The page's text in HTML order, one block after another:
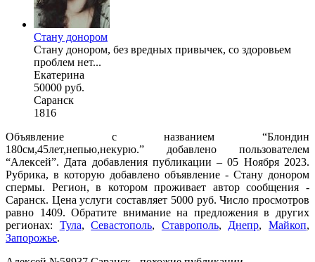
Стану донором
Стану донором, без вредных привычек, со здоровьем
проблем нет...
Екатерина
50000 руб.
Саранск
1816
Объявление с названием “Блондин
180см,45лет,непью,некурю.” добавлено пользователем
“Алексей”. Дата добавления публикации – 05 Ноября 2023.
Рубрика, в которую добавлено объявление - Стану донором
спермы. Регион, в котором проживает автор сообщения -
Саранск. Цена услуги составляет 5000 руб. Число просмотров
равно 1409. Обратите внимание на предложения в других
регионах: Тула,Севастополь, Ставрополь, Днепр,Майкоп,
Запорожье.